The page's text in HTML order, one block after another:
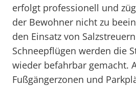
erfolgt professionell und
der Bewohner nicht zu
den Einsatz von
Schneepflügen werden die
wieder befahrbar gemacht.
Fußgängerzonen und